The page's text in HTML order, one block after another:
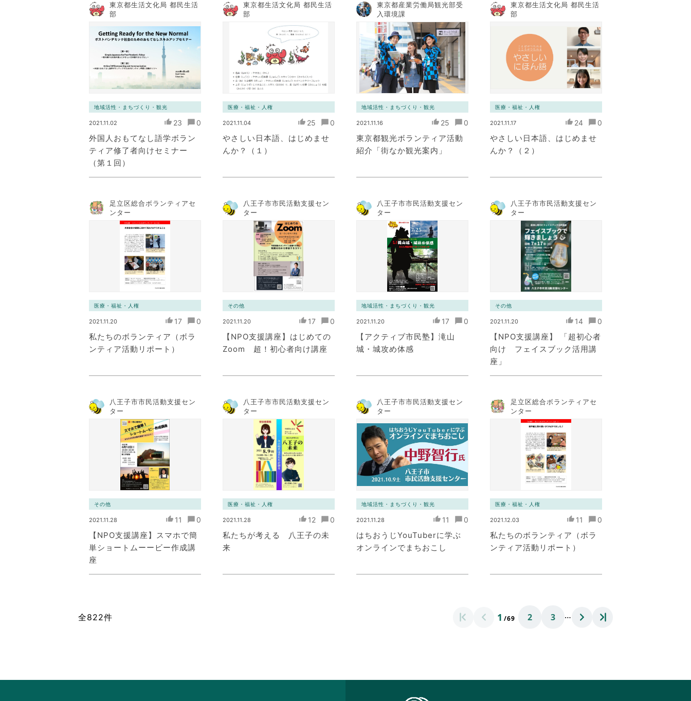
東京都生活文化局 都民生活
部
地域活性・まちづくり・観光
2021.11.02 23 0
外国人おもてなし語学ボラン
ティア修了者向けセミナー
（第１回）
東京都生活文化局 都民生活
部
医療・福祉・人権
2021.11.04 25 0
やさしい日本語、はじめませ
んか？（１）
東京都産業労働局観光部受
入環境課
地域活性・まちづくり・観光
2021.11.16 25 0
東京都観光ボランティア活動
紹介「街なか観光案内」
東京都生活文化局 都民生活
部
医療・福祉・人権
2021.11.17 24 0
やさしい日本語、はじめませ
んか？（２）
足立区総合ボランティアセ
ンター
医療・福祉・人権
2021.11.20 17 0
私たちのボランティア（ボラ
ンティア活動リポート）
八王子市市民活動支援セン
ター
その他
2021.11.20 17 0
【NPO支援講座】はじめての
Zoom 超！初心者向け講座
八王子市市民活動支援セン
ター
地域活性・まちづくり・観光
2021.11.20 17 0
【アクティブ市民塾】滝山
城・城攻め体感
八王子市市民活動支援セン
ター
その他
2021.11.20 14 0
【NPO支援講座】 「超初心者
向け フェイスブック活用講
座」
八王子市市民活動支援セン
ター
その他
2021.11.28 11 0
【NPO支援講座】スマホで簡
単ショートムーービー作成講
座
八王子市市民活動支援セン
ター
医療・福祉・人権
2021.11.28 12 0
私たちが考える 八王子の未
来
八王子市市民活動支援セン
ター
地域活性・まちづくり・観光
2021.11.28 11 0
はちおうじYouTuberに学ぶ
オンラインでまちおこし
足立区総合ボランティアセ
ンター
医療・福祉・人権
2021.12.03 11 0
私たちのボランティア（ボラ
ンティア活動リポート）
全822件 1 /69 2 3 …